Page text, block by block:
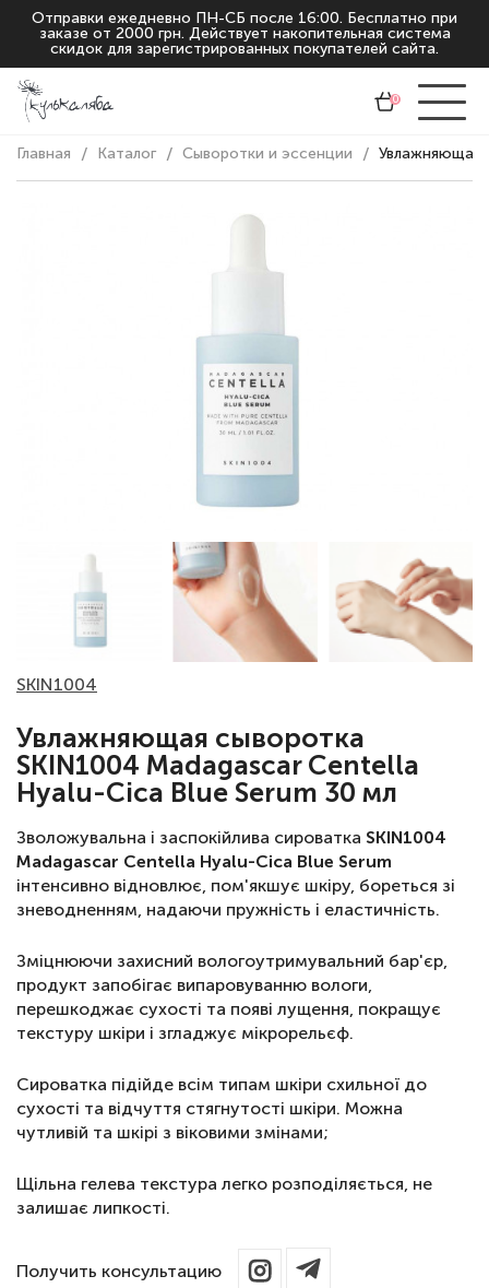
Отправки ежедневно ПН-СБ после 16:00. Бесплатно при
заказе от 2000 грн. Действует накопительная система
скидок для зарегистрированных покупателей сайта.
0
Главная Каталог Сыворотки и эссенции Увлажняющая
SKIN1004
Увлажняющая сыворотка
SKIN1004 Madagascar Centella
Hyalu-Cica Blue Serum 30 мл
Зволожувальна і заспокійлива сироватка SKIN1004
Madagascar Centella Hyalu-Cica Blue Serum
інтенсивно відновлює, пом'якшує шкіру, бореться зі
зневодненням, надаючи пружність і еластичність.
Зміцнюючи захисний вологоутримувальний бар'єр,
продукт запобігає випаровуванню вологи,
перешкоджає сухості та появі лущення, покращує
текстуру шкіри і згладжує мікрорельєф.
Сироватка підійде всім типам шкіри схильної до
сухості та відчуття стягнутості шкіри. Можна
чутливій та шкірі з віковими змінами;
Щільна гелева текстура легко розподіляється, не
залишає липкості.
Получить консультацию